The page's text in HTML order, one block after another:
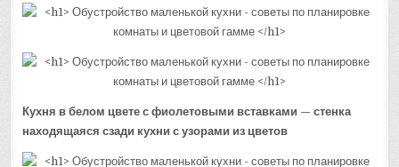
Кухня в белом цвете с фиолетовыми вставками — стенка
находящаяся сзади кухни с узорами из цветов